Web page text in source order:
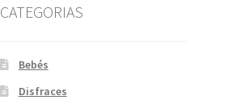
CATEGORIAS
Bebés
Disfraces